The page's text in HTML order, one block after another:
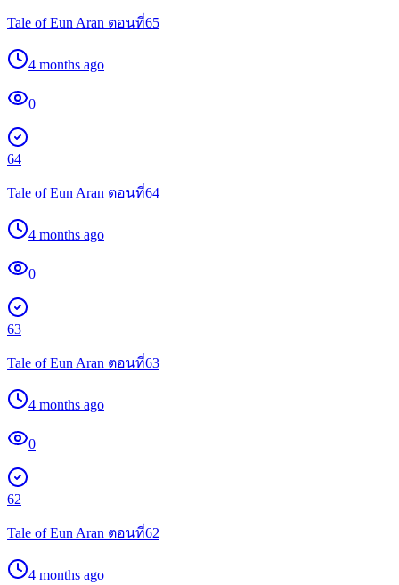
Tale of Eun Aran ตอนที่65
4 months ago
0
64
Tale of Eun Aran ตอนที่64
4 months ago
0
63
Tale of Eun Aran ตอนที่63
4 months ago
0
62
Tale of Eun Aran ตอนที่62
4 months ago